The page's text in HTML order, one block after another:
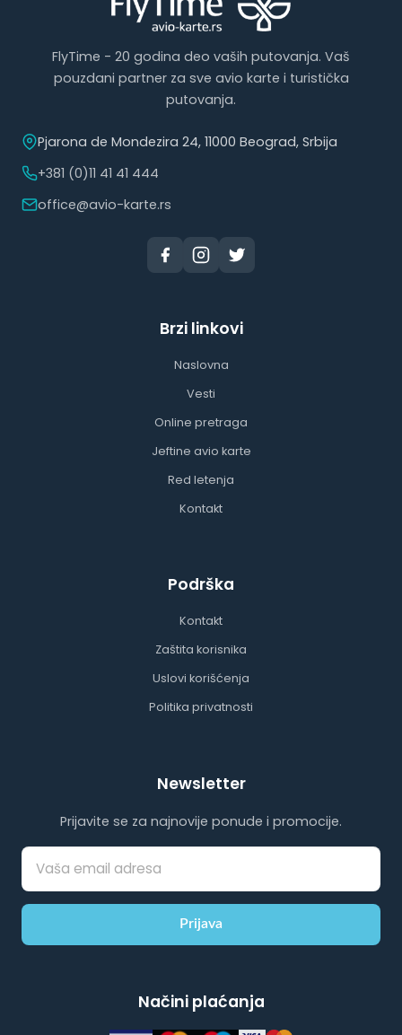
FlyTime - 20 godina deo vaših putovanja. Vaš
pouzdani partner za sve avio karte i turistička
putovanja.
Pjarona de Mondezira 24, 11000 Beograd, Srbija
+381 (0)11 41 41 444
office@avio-karte.rs
Brzi linkovi
Naslovna
Vesti
Online pretraga
Jeftine avio karte
Red letenja
Kontakt
Podrška
Kontakt
Zaštita korisnika
Uslovi korišćenja
Politika privatnosti
Newsletter
Prijavite se za najnovije ponude i promocije.
Prijava
Načini plaćanja